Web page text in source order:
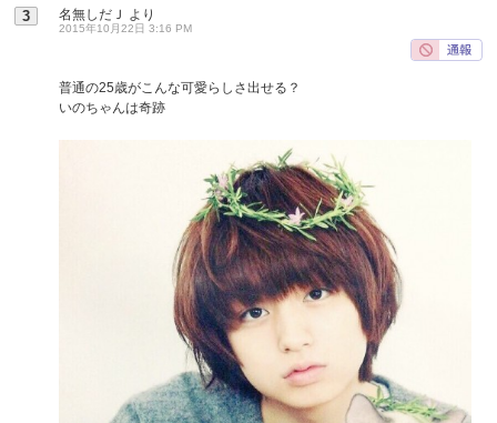
3 名無しだＪ より
2015年10月22日 3:16 PM
普通の25歳がこんな可愛らしさ出せる？
いのちゃんは奇跡